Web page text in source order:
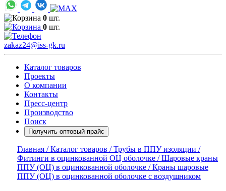
0 шт.
0 шт.
zakaz24@iss-gk.ru
Каталог товаров
Проекты
О компании
Контакты
Пресс-центр
Производство
Поиск
Получить оптовый прайс
Главная /Каталог товаров /Трубы в ППУ изоляции /
Фитинги в оцинкованной ОЦ оболочке /Шаровые краны
ППУ (ОЦ) в оцинкованной оболочке /Краны шаровые
ППУ (ОЦ) в оцинкованной оболочке с воздушником